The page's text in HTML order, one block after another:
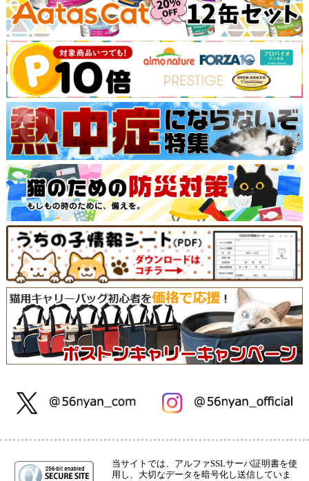
当サイトでは、アルファSSLサーバ証明書を使
用し、大切なデータを暗号化し送信していま